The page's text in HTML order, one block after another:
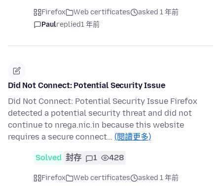
Firefox Web certificates
asked 1 年前
Paulreplied1 年前
Did Not Connect: Potential Security Issue
Did Not Connect: Potential Security Issue Firefox
detected a potential security threat and did not
continue to nrega.nic.in because this website
requires a secure connect… (閱讀更多)
Solved 封存 1 428
Firefox Web certificates
asked 1 年前